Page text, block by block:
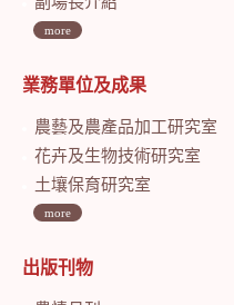
more
業務單位及成果
農藝及農產品加工研究室
花卉及生物技術研究室
土壤保育研究室
more
出版刊物